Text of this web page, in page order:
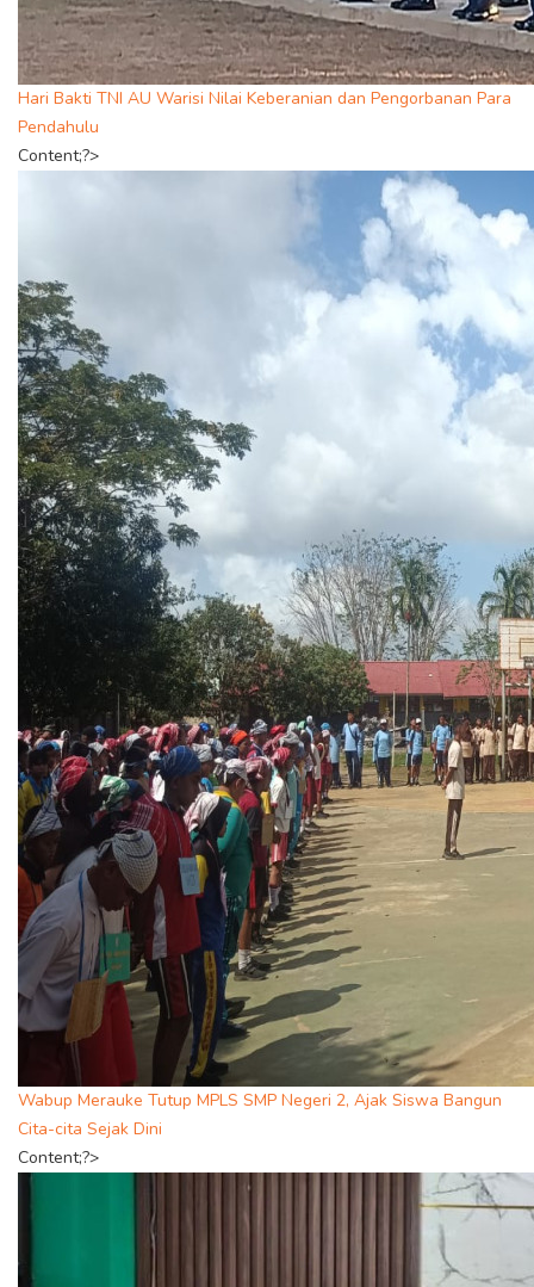
Hari Bakti TNI AU Warisi Nilai Keberanian dan Pengorbanan Para
Pendahulu
Content;?>
Wabup Merauke Tutup MPLS SMP Negeri 2, Ajak Siswa Bangun
Cita-cita Sejak Dini
Content;?>